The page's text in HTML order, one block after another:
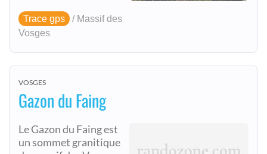
Trace gps
/ Massif des
Vosges
VOSGES
Gazon du Faing
Le Gazon du Faing est
un sommet granitique